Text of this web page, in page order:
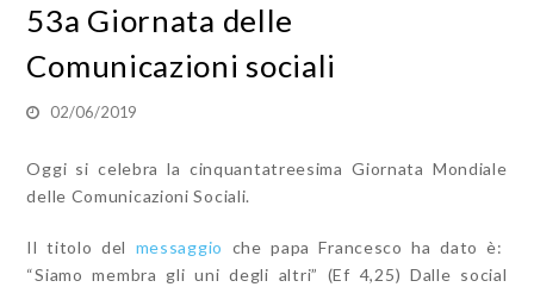
53a Giornata delle
Comunicazioni sociali
02/06/2019
Oggi si celebra la cinquantatreesima Giornata Mondiale
delle Comunicazioni Sociali.
Il titolo del messaggio che papa Francesco ha dato è:
“Siamo membra gli uni degli altri” (Ef 4,25) Dalle social